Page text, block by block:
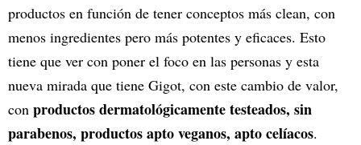
productos en función de tener conceptos más clean, con
menos ingredientes pero más potentes y eficaces. Esto
tiene que ver con poner el foco en las personas y esta
nueva mirada que tiene Gigot, con este cambio de valor,
con productos dermatológicamente testeados, sin
parabenos, productos apto veganos, apto celíacos.